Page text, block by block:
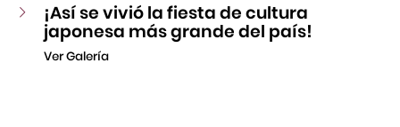
¡Así se vivió la fiesta de cultura
japonesa más grande del país!
Ver Galería